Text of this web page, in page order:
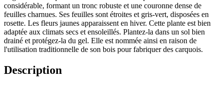
considérable, formant un tronc robuste et une couronne dense de
feuilles charnues. Ses feuilles sont étroites et gris-vert, disposées en
rosette. Les fleurs jaunes apparaissent en hiver. Cette plante est bien
adaptée aux climats secs et ensoleillés. Plantez-la dans un sol bien
drainé et protégez-la du gel. Elle est nommée ainsi en raison de
l'utilisation traditionnelle de son bois pour fabriquer des carquois.
Description